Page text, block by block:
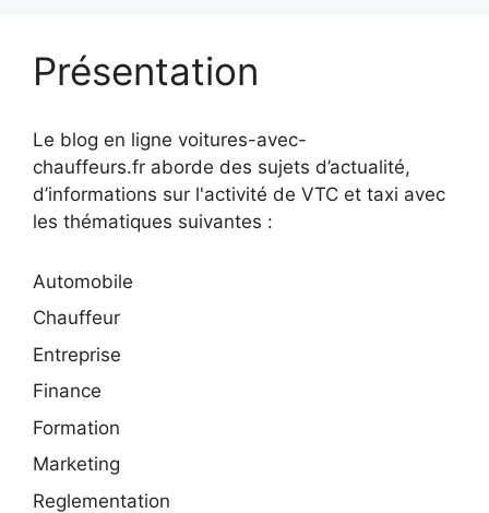
Présentation
Le blog en ligne voitures-avec-
chauffeurs.fr aborde des sujets d’actualité,
d’informations sur l'activité de VTC et taxi avec
les thématiques suivantes :
Automobile
Chauffeur
Entreprise
Finance
Formation
Marketing
Reglementation